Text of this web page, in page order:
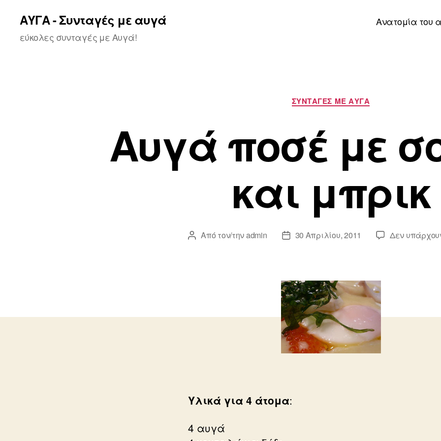
ΑΥΓΑ - Συνταγές με αυγά
εύκολες συνταγές με Αυγά!
Ανατομία του
Κατηγορίες
ΣΥΝΤΑΓΈΣ ΜΕ ΑΥΓΆ
Αυγά ποσέ με
και μπρικ
Συντάκτης
Από τον/τηνadmin
Ημ.30 Απριλίου, 2011 Δεν
Υλικά για 4 άτομα:
4 αυγά